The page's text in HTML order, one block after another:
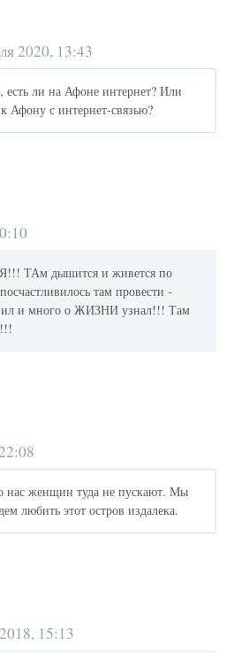
2020, 13:43
есть ли на Афоне интернет? Или
Афону с интернет-связью?
ТАм дышится и живется по
там провести -
и много о ЖИЗНИ узнал!!! Там
нас женщин туда не пускают. Мы
любить этот остров издалека.
15:13